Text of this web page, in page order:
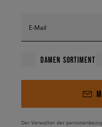
E-Mail
DAMEN SORTIMENT
Der Verwalter der